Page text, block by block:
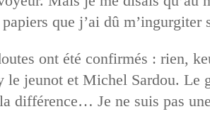
que j’ai dû m’ingurgiter
ont été confirmés : rien,
jeunot et Michel Sardou. Le
différence… Je ne suis pas